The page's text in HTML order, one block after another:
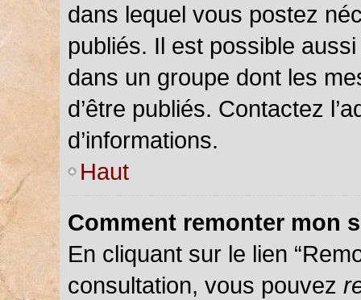
dans lequel vous postez
publiés. Il est possible
dans un groupe dont les
d’être publiés. Contactez
d’informations.
Haut
Comment remonter mon
En cliquant sur le lien
consultation, vous pouvez